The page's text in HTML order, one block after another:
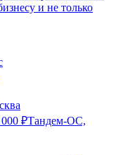
и не только
₽Тандем-ОС,